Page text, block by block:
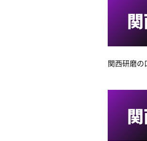
関西研磨の